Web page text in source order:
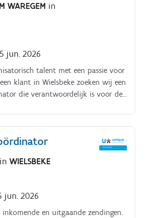
met de
voor de organisatie en
Toezien op de naleving
en in de magazijnen
WAREGEM in
jun. 2026
talent met een passie voor
klant in Wielsbeke zoeken wij een
die verantwoordelijk is voor de
organiseren van de logistieke flow
over
van de uitgaande
nauw samen met het logistiek
aan de logistiek manager Jouw
ladingen en toezicht houden op
hiervan Waken over een correcte
in WIELSBEKE
jun. 2026
en uitgaande zendingen.